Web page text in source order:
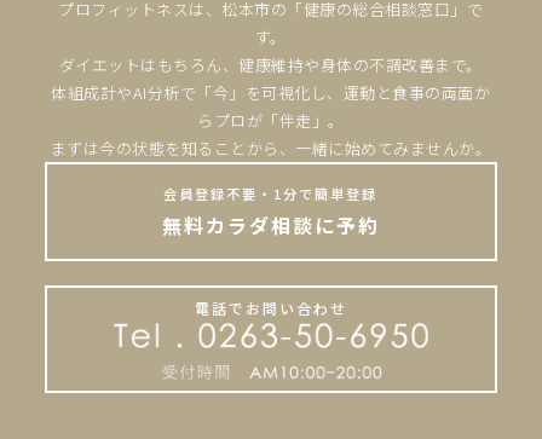
プロフィットネスは、松本市の「健康の総合相談窓口」で
す。
ダイエットはもちろん、健康維持や身体の不調改善まで。
体組成計やAI分析で「今」を可視化し、運動と食事の両面か
らプロが「伴走」。
まずは今の状態を知ることから、一緒に始めてみませんか。
会員登録不要・1分で簡単登録
無料カラダ相談に予約
電話でお問い合わせ